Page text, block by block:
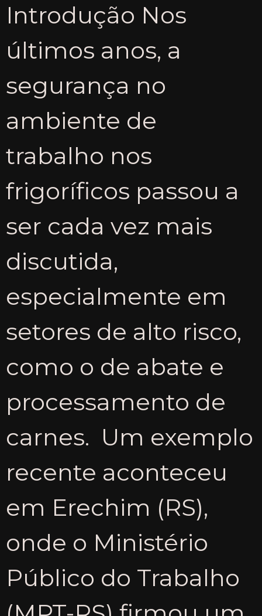
Introdução Nos
últimos anos, a
segurança no
ambiente de
trabalho nos
frigoríficos passou a
ser cada vez mais
discutida,
especialmente em
setores de alto risco,
como o de abate e
processamento de
carnes. Um exemplo
recente aconteceu
em Erechim (RS),
onde o Ministério
Público do Trabalho